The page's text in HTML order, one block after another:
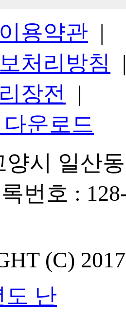
케팅 및 광고
서비스(제품)
통계학적 특
또는 회원의
인정보의 보유
적으로, 개인
를 지체 없이
한 기간 동안
항목 : 예약
용약관 |
처리방침
장전
|
운로드
양시 일산
번호 :
(C)